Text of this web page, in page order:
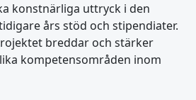
konstnärliga uttryck i den
års stöd och stipendiater.
breddar och stärker
kompetensområden inom